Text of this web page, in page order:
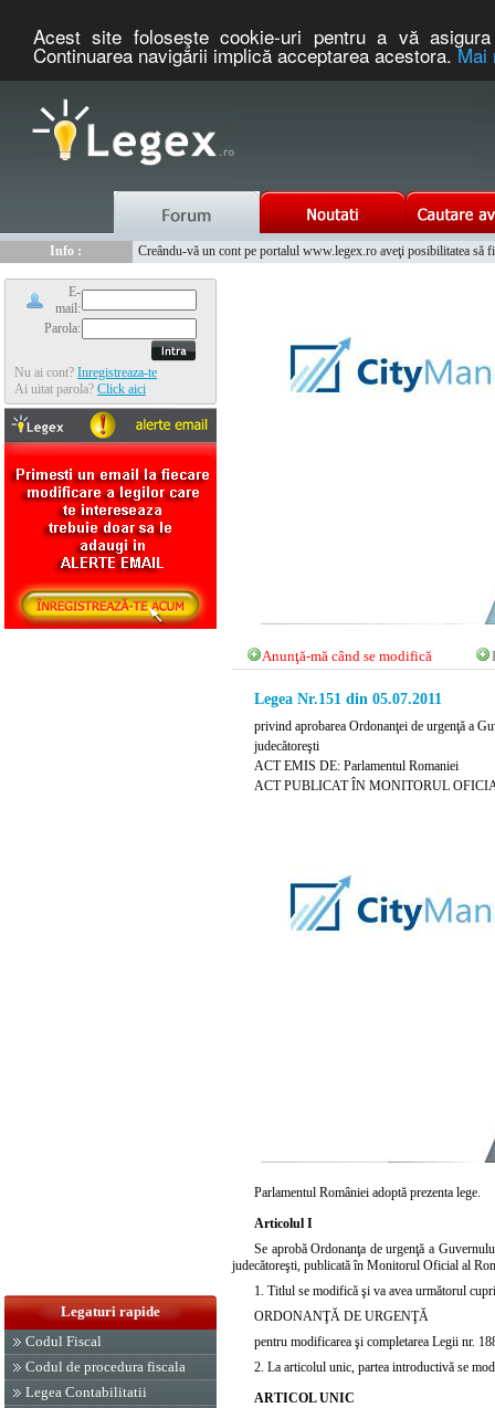
Acest site foloseşte cookie-uri pentru a vă
Continuarea navigării implică acceptarea acestora.Mai
Info :
Creându-vă un cont pe portalul www.legex.ro aveţi posibilitatea să
E-
mail:
Parola:
Nu ai cont? Inregistreaza-te
Ai uitat parola? Click aici
Legaturi rapide
Codul Fiscal
Codul de procedura fiscala
Legea Contabilitatii
Anunţă-mă când se modifică
Legea Nr.151 din 05.07.2011
privind aprobarea Ordonanţei de urgenţă a
judecătoreşti
ACT EMIS DE: Parlamentul Romaniei
ACT PUBLICAT ÎN MONITORUL
Parlamentul României adoptă prezenta lege.
Articolul I
Se aprobăOrdonanţa de urgenţă a
judecătoreşti, publicată în Monitorul Oficial al
1. Titlul se modifică şi va avea următorul
ORDONANŢĂ DE URGENŢĂ
pentru modificarea şi completarea Legii nr.
2. La articolul unic, partea introductivă se
ARTICOL UNIC